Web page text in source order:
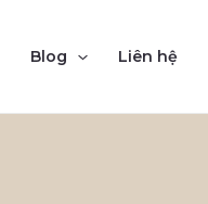
Blog Liên hệ